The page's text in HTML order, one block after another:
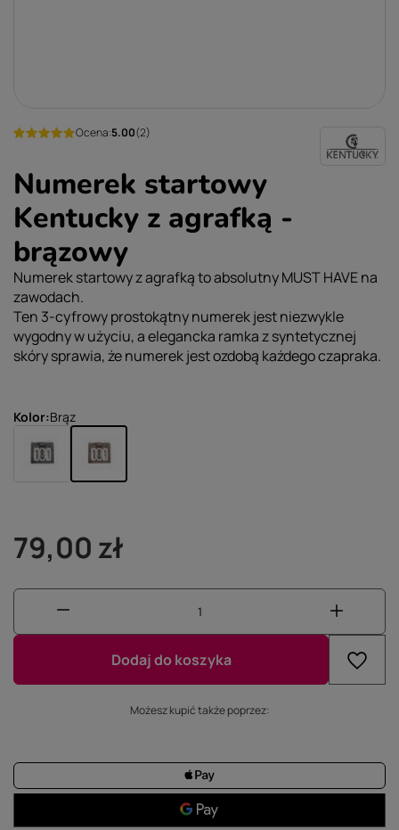
Ocena:5.00(2)
Numerek startowy
Kentucky z agrafką -
brązowy
Numerek startowy z agrafką to absolutny MUST HAVE na
zawodach.
Ten 3-cyfrowy prostokątny numerek jest niezwykle
wygodny w użyciu, a elegancka ramka z syntetycznej
skóry sprawia, że numerek jest ozdobą każdego czapraka.
Kolor Brąz
79,00 zł
Dodaj do koszyka
Możesz kupić także poprzez: